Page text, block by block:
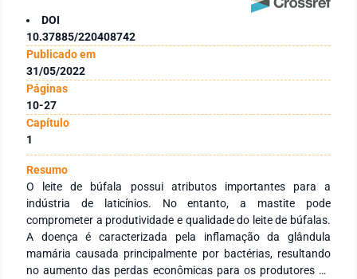
DOI
10.37885/220408742
Publicado em
31/05/2022
Páginas
10-27
Capítulo
1
Resumo
O leite de búfala possui atributos importantes para a
indústria de laticínios. No entanto, a mastite pode
comprometer a produtividade e qualidade do leite de búfalas.
A doença é caracterizada pela inflamação da glândula
mamária causada principalmente por bactérias, resultando
no aumento das perdas econômicas para os produtores de